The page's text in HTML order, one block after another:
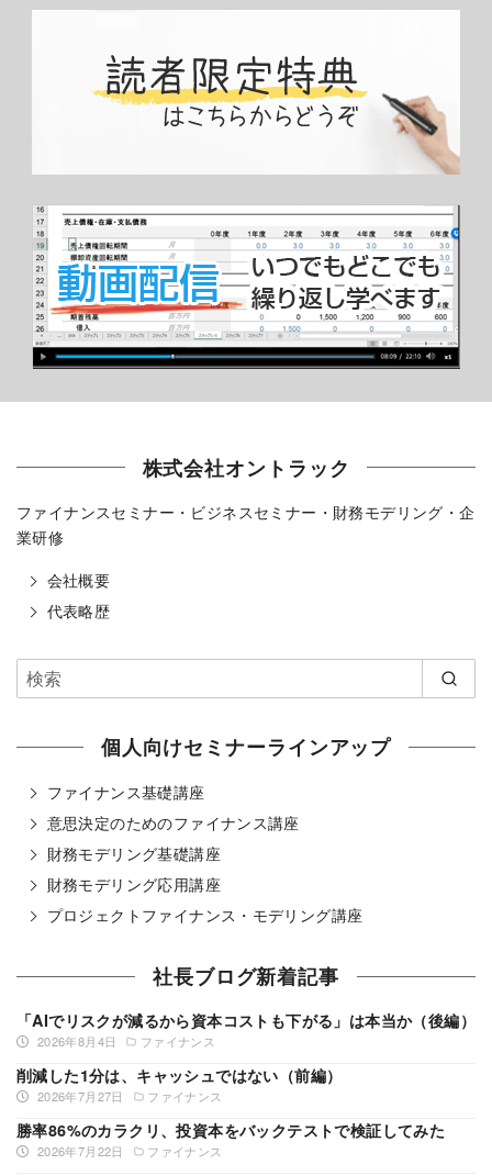
株式会社オントラック
ファイナンスセミナー・ビジネスセミナー・財務モデリング・企
業研修
会社概要
代表略歴
個人向けセミナーラインアップ
ファイナンス基礎講座
意思決定のためのファイナンス講座
財務モデリング基礎講座
財務モデリング応用講座
プロジェクトファイナンス・モデリング講座
社長ブログ新着記事
2026年8月4日 ファイナンス
「AIでリスクが減るから資本コストも下がる」は本当か（後編）
2026年7月27日 ファイナンス
削減した1分は、キャッシュではない（前編）
2026年7月22日 ファイナンス
勝率86%のカラクリ、投資本をバックテストで検証してみた